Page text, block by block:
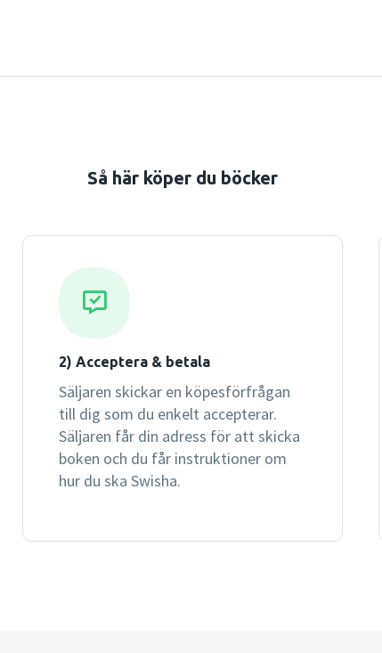
Så här köper du böcker
2) Acceptera & betala
Säljaren skickar en köpesförfrågan
till dig som du enkelt accepterar.
Säljaren får din adress för att skicka
boken och du får instruktioner om
hur du ska Swisha.